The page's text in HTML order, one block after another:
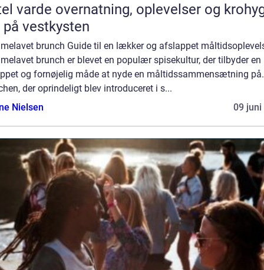
oplevelser og krohygge
vestkysten
brunch Guide til en lækker og afslappet
brunch er blevet en populær spisekultur, der tilbyder en
og fornøjelig måde at nyde en måltidssammensætning på.
der oprindeligt blev introduceret i s...
Nielsen
09 juni